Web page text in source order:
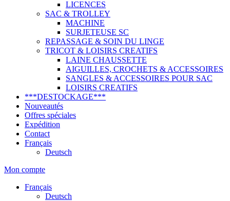
LICENCES
SAC & TROLLEY
MACHINE
SURJETEUSE SC
REPASSAGE & SOIN DU LINGE
TRICOT & LOISIRS CREATIFS
LAINE CHAUSSETTE
AIGUILLES, CROCHETS & ACCESSOIRES
SANGLES & ACCESSOIRES POUR SAC
LOISIRS CREATIFS
***DESTOCKAGE***
Nouveautés
Offres spéciales
Expédition
Contact
Français
Deutsch
Mon compte
Français
Deutsch